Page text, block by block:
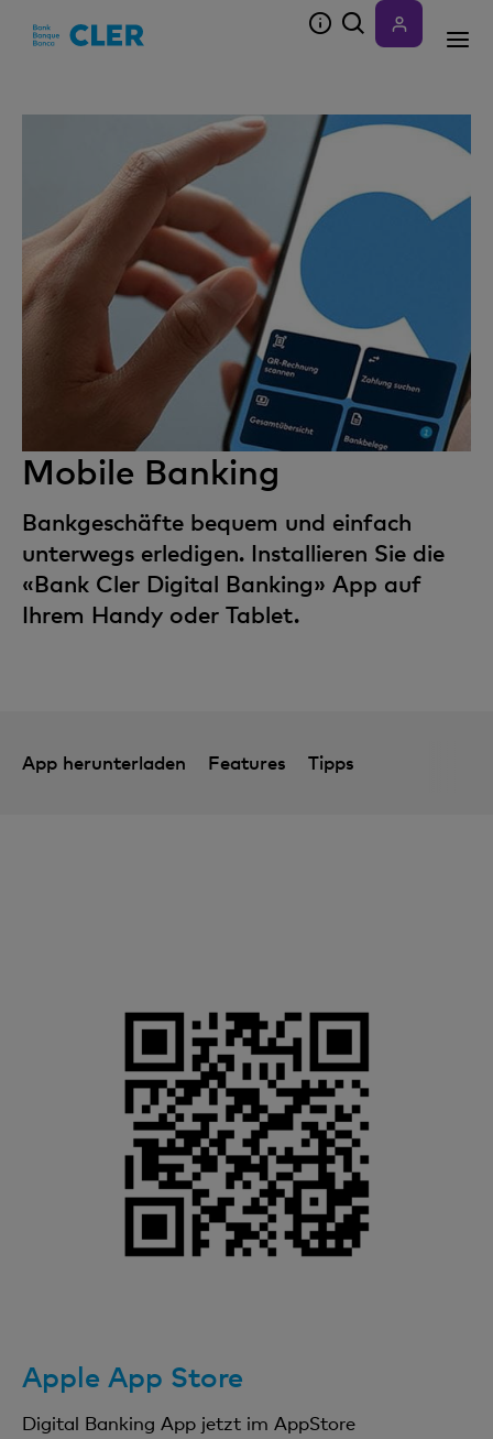
Mobile Banking
Bankgeschäfte bequem und einfach
unterwegs erledigen. Installieren Sie die
«Bank Cler Digital Banking» App auf
Ihrem Handy oder Tablet.
App herunterladen Features Tipps
Apple App Store
Digital Banking App jetzt im AppStore